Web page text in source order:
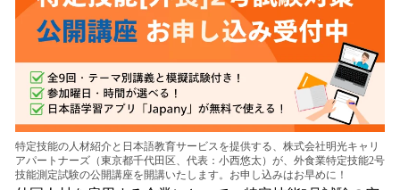
み
込
み
中
で
す
特定技能の人材紹介と日本語教育サービスを提供する、株式会社明光キャリ
アパートナーズ（東京都千代田区、代表：小西悠太）が、外食業特定技能2号
技能測定試験の公開講座を開講いたします。お申し込みはお早めに！